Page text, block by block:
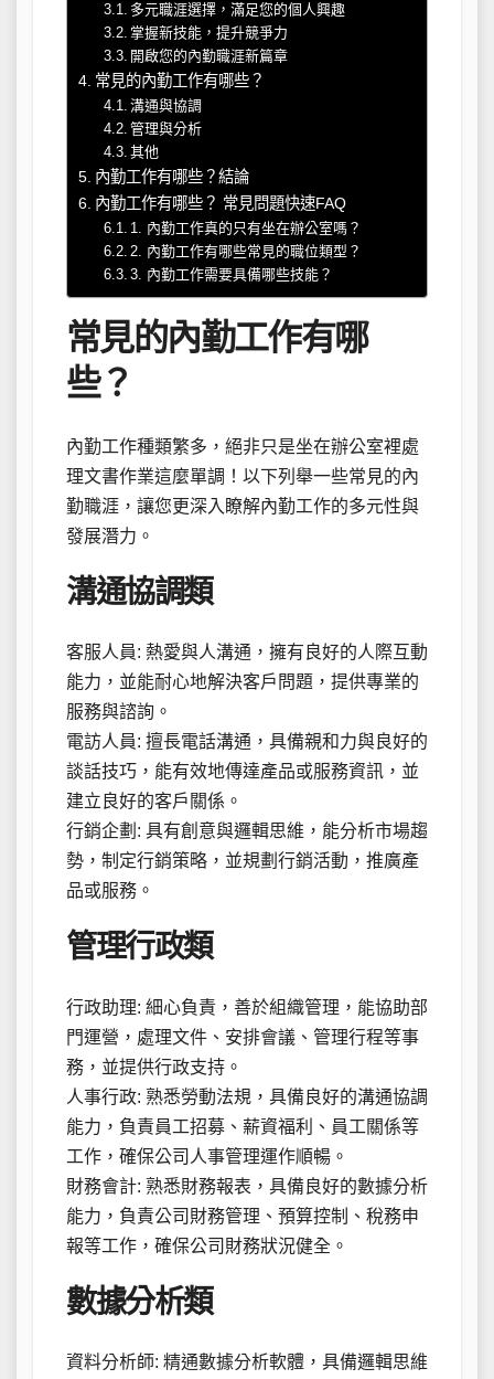
多元職涯選擇，滿足您的個人興趣
掌握新技能，提升競爭力
開啟您的內勤職涯新篇章
常見的內勤工作有哪些？
溝通與協調
管理與分析
其他
內勤工作有哪些？結論
內勤工作有哪些？ 常見問題快速FAQ
1. 內勤工作真的只有坐在辦公室嗎？
2. 內勤工作有哪些常見的職位類型？
3. 內勤工作需要具備哪些技能？
常見的內勤工作有哪
些？
內勤工作種類繁多，絕非只是坐在辦公室裡處
理文書作業這麼單調！以下列舉一些常見的內
勤職涯，讓您更深入瞭解內勤工作的多元性與
發展潛力。
溝通協調類
客服人員: 熱愛與人溝通，擁有良好的人際互動
能力，並能耐心地解決客戶問題，提供專業的
服務與諮詢。
電訪人員: 擅長電話溝通，具備親和力與良好的
談話技巧，能有效地傳達產品或服務資訊，並
建立良好的客戶關係。
行銷企劃: 具有創意與邏輯思維，能分析市場趨
勢，制定行銷策略，並規劃行銷活動，推廣產
品或服務。
管理行政類
行政助理: 細心負責，善於組織管理，能協助部
門運營，處理文件、安排會議、管理行程等事
務，並提供行政支持。
人事行政: 熟悉勞動法規，具備良好的溝通協調
能力，負責員工招募、薪資福利、員工關係等
工作，確保公司人事管理運作順暢。
財務會計: 熟悉財務報表，具備良好的數據分析
能力，負責公司財務管理、預算控制、稅務申
報等工作，確保公司財務狀況健全。
數據分析類
資料分析師: 精通數據分析軟體，具備邏輯思維